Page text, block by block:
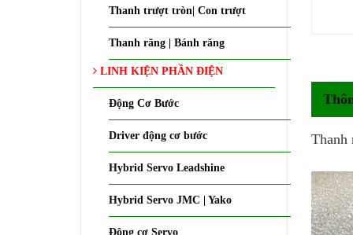
Thanh trượt tròn| Con trượt
Thanh răng | Bánh răng
LINH KIỆN PHẦN ĐIỆN
Động Cơ Bước
Driver động cơ bước
Hybrid Servo Leadshine
Hybrid Servo JMC | Yako
Động cơ Servo
Thanh